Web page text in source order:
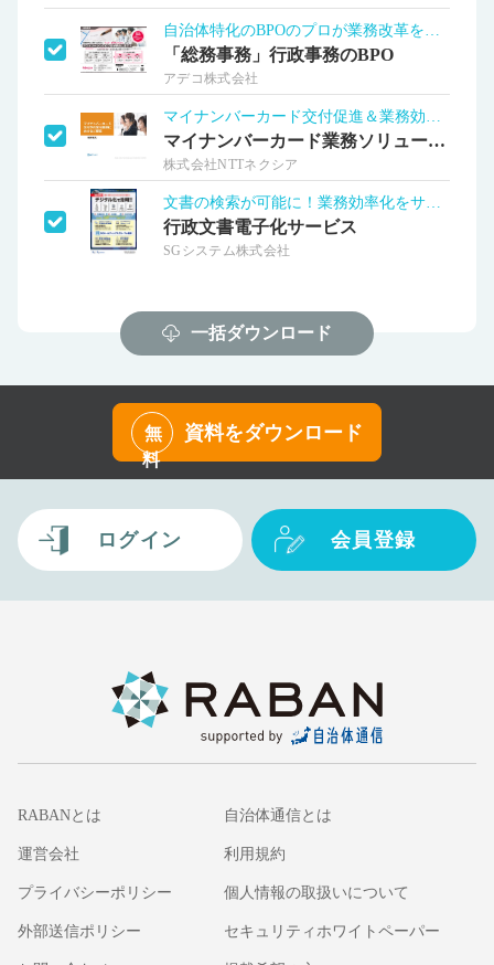
「総務事務」行政事務のBPO
アデコ株式会社
マイナンバーカード業務ソリューション
株式会社NTTネクシア
行政文書電子化サービス
SGシステム株式会社
一括ダウンロード
無
料
資料をダウンロード
ログイン 会員登録
RABANとは 自治体通信とは
運営会社 利用規約
プライバシーポリシー 個人情報の取扱いについて
外部送信ポリシー セキュリティホワイトペーパー